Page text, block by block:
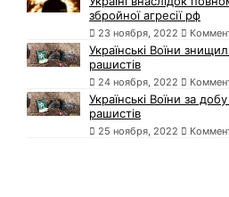
збройної агресії рф
23 ноября, 2022
Українські Воїни
рашистів
24 ноября, 2022
Українські Воїни за
рашистів
25 ноября, 2022